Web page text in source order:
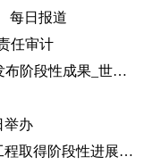
每日报道
任审计
2023WAIC 坚持跨界融合 脑机接口将发布阶段性成果_世界热讯
举办
途经一市两省！这条高铁又一重难点工程取得阶段性进展_前沿热点